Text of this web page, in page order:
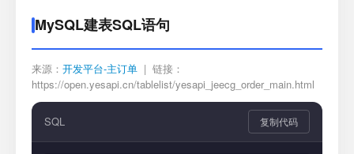
MySQL建表SQL语句
来源： 开发平台-主订单 | 链接：
https://open.yesapi.cn/tablelist/yesapi_jeecg_order_main.html
SQL 复制代码